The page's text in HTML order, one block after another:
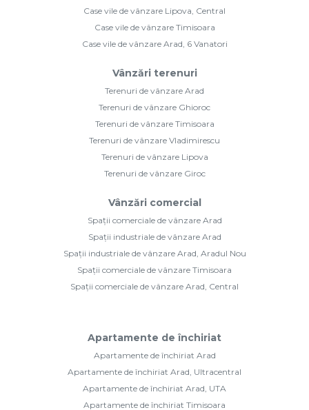
Case vile de vânzare Lipova, Central
Case vile de vânzare Timisoara
Case vile de vânzare Arad, 6 Vanatori
Vânzări terenuri
Terenuri de vânzare Arad
Terenuri de vânzare Ghioroc
Terenuri de vânzare Timisoara
Terenuri de vânzare Vladimirescu
Terenuri de vânzare Lipova
Terenuri de vânzare Giroc
Vânzări comercial
Spații comerciale de vânzare Arad
Spații industriale de vânzare Arad
Spații industriale de vânzare Arad, Aradul Nou
Spații comerciale de vânzare Timisoara
Spații comerciale de vânzare Arad, Central
Apartamente de închiriat
Apartamente de închiriat Arad
Apartamente de închiriat Arad, Ultracentral
Apartamente de închiriat Arad, UTA
Apartamente de închiriat Timisoara